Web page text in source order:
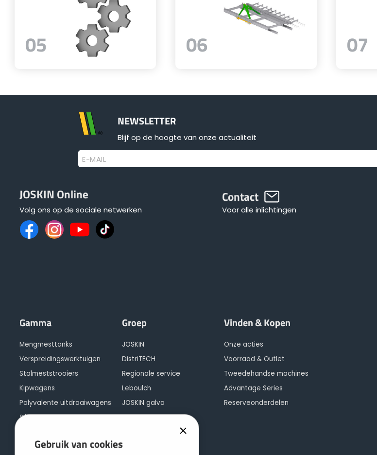
Gebruik van cookies
05 06 07
NEWSLETTER
Blijf op de hoogte van onze actualiteit
E-MAIL
JOSKIN Online
Volg ons op de sociale netwerken
Contact
Voor alle inlichtingen
Gamma
Mengmesttanks
Verspreidingswerktuigen
Stalmeststrooiers
Kipwagens
Polyvalente uitdraaiwagens
Silagewagens
Cargo concept
Groep
JOSKIN
DistriTECH
Regionale service
Leboulch
JOSKIN galva
JOSKIN logistiek
Vinden & Kopen
Onze acties
Voorraad & Outlet
Tweedehandse machines
Advantage Series
Reserveonderdelen